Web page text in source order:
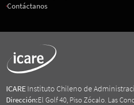
Contáctanos
ICARE Instituto Chileno de
Dirección:El Golf 40, Piso Zócalo. Las